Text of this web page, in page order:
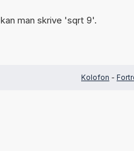
man skrive 'sqrt 9'.
Kolofon -